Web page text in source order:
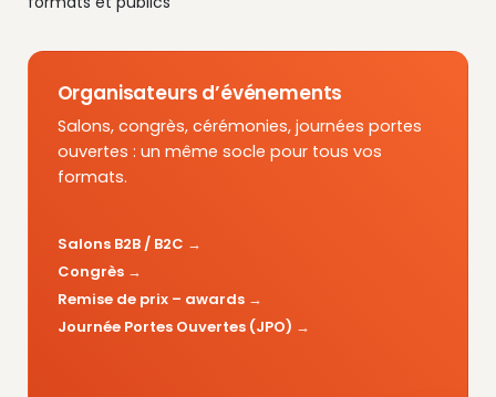
Organisateurs d’événements
Salons, congrès, cérémonies, journées portes
ouvertes : un même socle pour tous vos
formats.
Salons B2B / B2C
Congrès
Remise de prix – awards
Journée Portes Ouvertes (JPO)